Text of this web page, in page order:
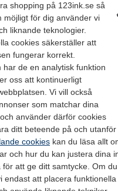
shopping på 123ink.se så
möjligt för dig använder vi
liknande teknologier.
cookies säkerställer att
fungerar korrekt.
har de en analytisk funktion
oss att kontinuerligt
Vi vill också
som matchar dina
använder därför cookies
ditt beteende på och
cookies kan du läsa allt
och hur du kan justera dina
för att ge ditt samtycke. Om
endast att placera
650660
TZe-531
att beställa denna produkt istället
Populära produkter